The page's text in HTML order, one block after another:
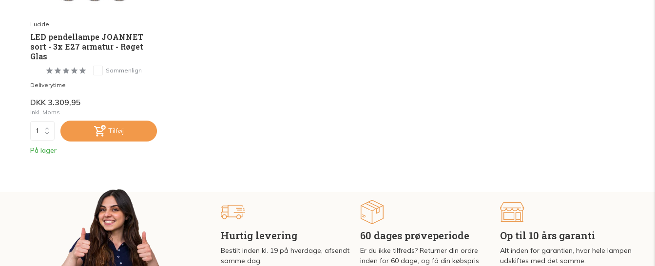
Lucide
LED pendellampe JOANNET
sort - 3x E27 armatur - Røget
Glas
Sammenlign
Deliverytime
DKK 3.309,95
Inkl. Moms
Tilføj
På lager
Hurtig levering
Bestilt inden kl. 19 på hverdage, afsendt
samme dag.
60 dages prøveperiode
Er du ikke tilfreds? Returner din ordre
inden for 60 dage, og få din købspris
Op til 10 års garanti
Alt inden for garantien, hvor hele lampen
udskiftes med det samme.